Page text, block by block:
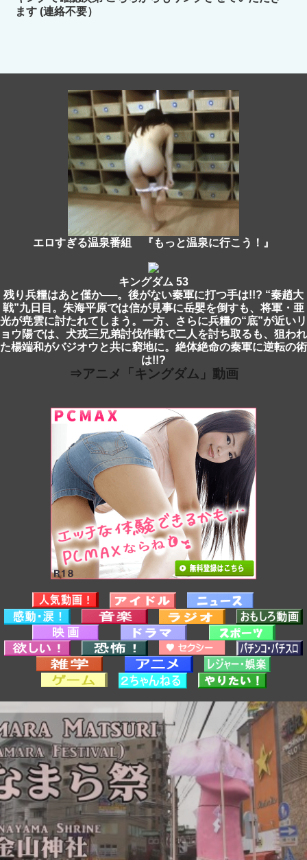
ます (連絡不要）
エロすぎる温泉番組 『もっと温泉に行こう！』
キングダム 53
残り兵糧はあと僅か──。後がない秦軍に打つ手は!!? “秦趙大
戦”九日目。朱海平原では信が見事に岳嬰を倒すも、将軍・亜
光が尭雲に討たれてしまう。一方、さらに兵糧の“底”が近いリ
ョウ陽では、犬戎三兄弟討伐作戦で二人を討ち取るも、狙われ
た楊端和がバジオウと共に窮地に。絶体絶命の秦軍に逆転の術
は!!?
⇒アニメ「キングダム」動画